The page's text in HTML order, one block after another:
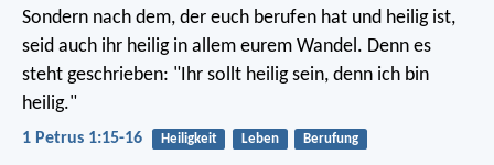
Sondern nach dem, der euch berufen hat und heilig ist,
seid auch ihr heilig in allem eurem Wandel. Denn es
steht geschrieben: "Ihr sollt heilig sein, denn ich bin
heilig."
1 Petrus 1:15-16 Heiligkeit Leben Berufung